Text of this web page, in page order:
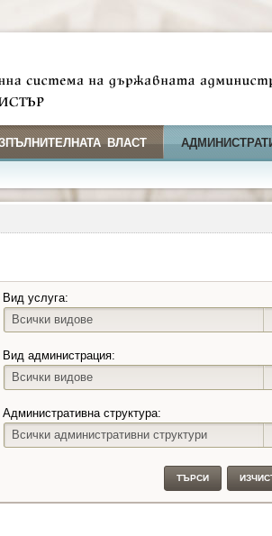
ВЛАСТ
Вид услуга:
Всички видове
Вид администрация:
Всички видове
Административна структура:
Всички административни структури
ТЪРСИ